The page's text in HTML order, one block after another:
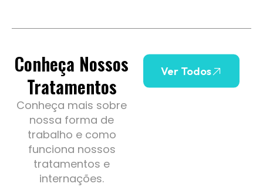
Conheça Nossos
Tratamentos
Conheça mais sobre
nossa forma de
trabalho e como
funciona nossos
tratamentos e
internações.
Ver Todos